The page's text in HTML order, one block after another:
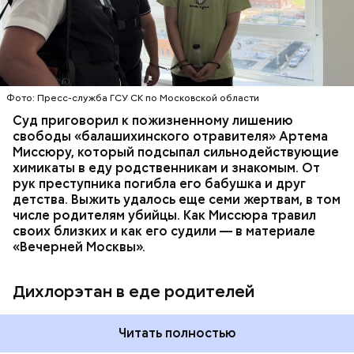
Фото: Пресс-служба ГСУ СК по Московской области
Суд приговорил к пожизненному лишению
свободы «балашихинского отравителя» Артема
Миссюру, который подсыпал сильнодействующие
химикаты в еду родственникам и знакомым. От
рук преступника погибла его бабушка и друг
детства. Выжить удалось еще семи жертвам, в том
числе родителям убийцы. Как Миссюра травил
своих близких и как его судили — в материале
«Вечерней Москвы».
Дихлорэтан в еде родителей
им точный диагноз, после чего анализы
потерпевших направили на экспертизу. В них
специалисты обнаружили сильнодействующий
химикат дихлорэтан, который не мог попасть в
организм супругов случайно. То же самое вещество
нашли в еде, изъятой из квартиры пострадавших.
Читать полностью
ОТРАВЛЕНИЯ БАЛАШИХА
РОДИТЕЛИ
СЛЕДСТВЕННЫЙ КОМИТЕТ
ЭКСПЕРТИЗЫ
— Личность подозреваемого установлена,
полицией принимаются меры к задержанию, —
Республике Дагестан.
«Перехват». Въезд и выезд в город перекрыты.
Помимо этого, полицейские патрулируют улицы,
железнодорожный вокзал и аэропорт.